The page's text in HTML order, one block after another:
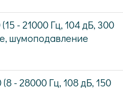
- 21000 Гц, 104 дБ, 300
шумоподавление
- 28000 Гц, 108 дБ, 150